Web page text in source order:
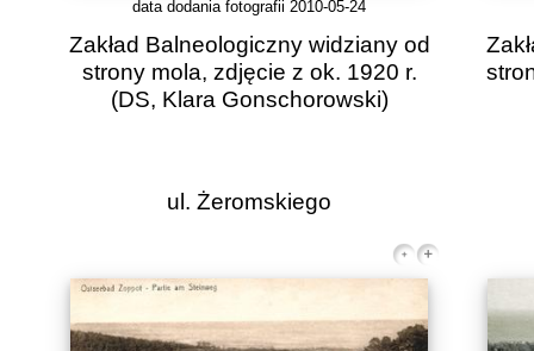
data dodania fotografii 2010-05-24
Zakład Balneologiczny widziany od
strony mola, zdjęcie z ok. 1920 r.
(DS, Klara Gonschorowski)
ul. Żeromskiego